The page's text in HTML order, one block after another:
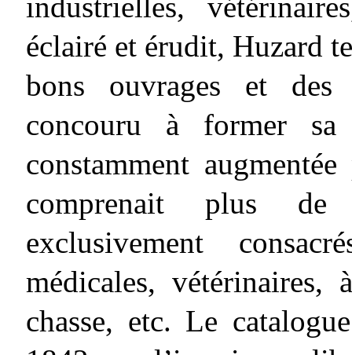
éclairé et érudit, Huzard
bons ouvrages et
concouru à former
constamment
comprenait plus de
exclusivement
médicales, vétérinaires,
chasse, etc. Le